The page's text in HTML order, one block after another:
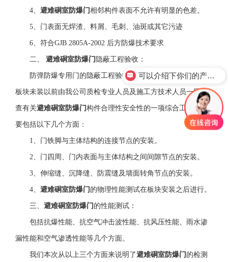
4 避难硐室防爆门相邻构件表面不允许有明显的色差。
5 、门表面无焊渣、料屑、毛刺、油斑或其它污迹
6 、符合GJB 2805A-2002 后方防爆技术要求
二、 避难硐室防爆门 隐蔽工程验收：
防弹防爆专用门的隐蔽工程验收是在门框架安装完毕后，
板块未装以前由我公司质检专业人员及施工方技术人员一同检
查有关避难硐室防爆门构件合理性安全性的一项综合工作，主
要包括以下几个方面：
1 、门铁脚与主体结构的连接节点的安装。
2 、门四周、门内表面与主体结构之间间隙节点的安装。
3 、伸缩缝、沉降缝、防震缝及墙面转角节点的安装。
4 避难硐室防爆门 的物理性能测试在板块安装之后进行。
三、 避难硐室防爆门 的性能测试：
包括抗爆性能、抗空气冲击波性能、抗风压性能、雨水渗
漏性能和空气渗透性能等几个方面。
我们本次从以上三个方面来说明了避难硐室防爆门 的检测
可以介绍下你们的产品么？